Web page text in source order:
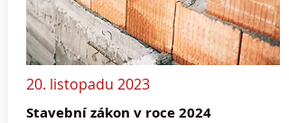
20. listopadu 2023
Stavební zákon v roce 2024